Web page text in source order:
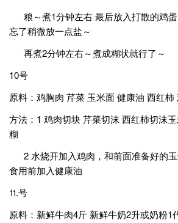
粮～煮1分钟左右 最后放入打散的鸡
忘了稍微放一点盐～
再煮2分钟左右～煮成糊状就行了～
10号
原料：鸡胸肉 芹菜 玉米面 健康油 西红
方法：1 鸡肉切块 芹菜切沫 西红柿切沫
糊
2 水烧开加入鸡肉，和前面准备好的玉
食用前加入健康油
⒒号
原料：新鲜牛肉4斤 新鲜牛奶2升或奶粉1